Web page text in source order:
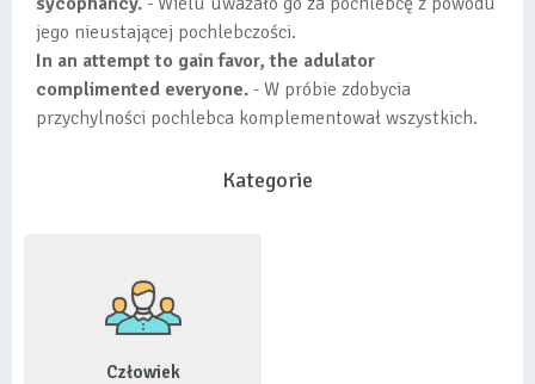
jego nieustającej pochlebczości.
In an attempt to gain favor, the adulator
complimented everyone. - W próbie zdobycia
przychylności pochlebca komplementował wszystkich.
Kategorie
Człowiek